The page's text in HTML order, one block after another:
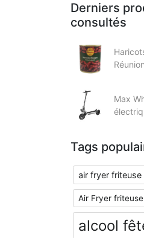
Derniers
consultés
Max
Tags
air fryer friteuse
Air Fryer
alcool